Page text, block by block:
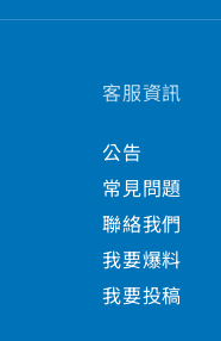
客服資訊
公告
常見問題
聯絡我們
我要爆料
我要投稿